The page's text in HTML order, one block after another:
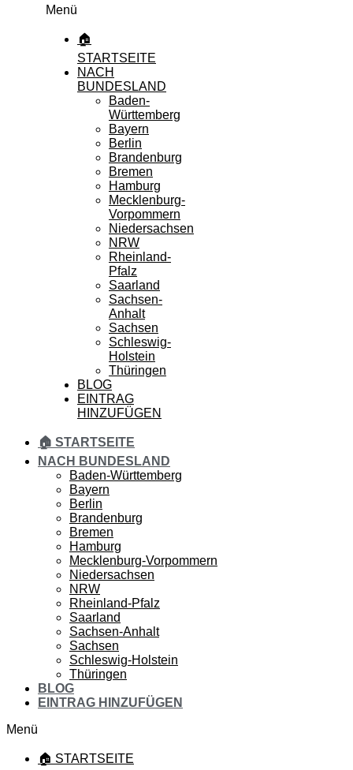
Menü
🏠
STARTSEITE
NACH
BUNDESLAND
Baden-
Württemberg
Bayern
Berlin
Brandenburg
Bremen
Hamburg
Mecklenburg-
Vorpommern
Niedersachsen
NRW
Rheinland-
Pfalz
Saarland
Sachsen-
Anhalt
Sachsen
Schleswig-
Holstein
Thüringen
BLOG
EINTRAG
HINZUFÜGEN
🏠 STARTSEITE
NACH BUNDESLAND
Baden-Württemberg
Bayern
Berlin
Brandenburg
Bremen
Hamburg
Mecklenburg-Vorpommern
Niedersachsen
NRW
Rheinland-Pfalz
Saarland
Sachsen-Anhalt
Sachsen
Schleswig-Holstein
Thüringen
BLOG
EINTRAG HINZUFÜGEN
Menü
🏠 STARTSEITE